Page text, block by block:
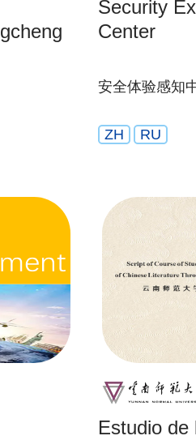
Security
Center
安全体验感知
ZH RU
Estudio de